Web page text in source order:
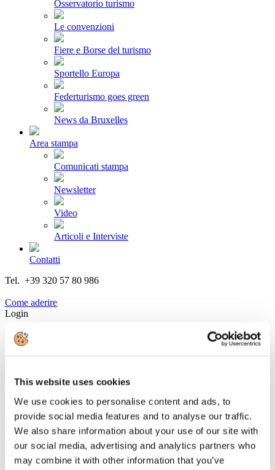
This website uses cookies
We use cookies to personalise content and ads, to
provide social media features and to analyse our traffic.
We also share information about your use of our site with
our social media, advertising and analytics partners who
may combine it with other information that you’ve
Osservatorio turismo
Le convenzioni
Fiere e Borse del turismo
Sportello Europa
Federturismo goes green
News da Bruxelles
Area stampa
Comunicati stampa
Newsletter
Video
Articoli e Interviste
Contatti
Tel. +39 320 57 80 986
Come aderire
Login
Newsletter N. 80 del 07/05/2015
Dettagli
Categoria:Associazione Italiana Confindustria Alberghi